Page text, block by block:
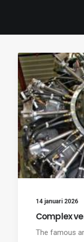
14 januari 2026
Complex
The famous